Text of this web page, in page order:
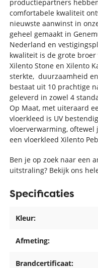
productiepartners
comfortabele kwaliteit
nieuwste aanwinst in
geheel gemaakt in
Nederland en
kwaliteit is de grote
Xilento Stone en Xilento
sterkte, duurzaamheid
bestaat uit 10 prachtige
geleverd in zowel 4
Op Maat, met uiteraard
vloerkleed is UV
vloerverwarming,
een vloerkleed Xilento
Ben je op zoek naar een
uitstraling? Bekijk ons
Specificaties
Kleur:
Afmeting:
Brandcertificaat: